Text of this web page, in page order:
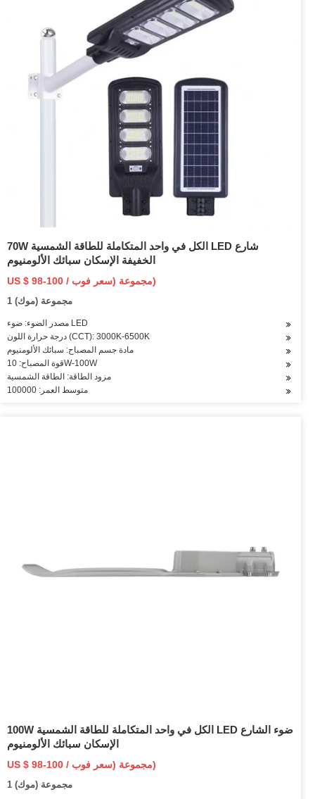
70W الكل في واحد المتكاملة للطاقة الشمسية LED شارع
الخفيفة الإسكان سبائك الألومنيوم
US $ 98-100 / مجموعة (سعر فوب)
1 مجموعة (موك)
مصدر الضوء: ضوء LED
درجة حرارة اللون (CCT): 3000K-6500K
مادة جسم المصباح: سبائك الألومنيوم
قوة المصباح: 10W-100W
مزود الطاقة: الطاقة الشمسية
متوسط العمر: 100000
100W الكل في واحد المتكاملة للطاقة الشمسية LED ضوء الشارع
الإسكان سبائك الألومنيوم
US $ 98-100 / مجموعة (سعر فوب)
1 مجموعة (موك)